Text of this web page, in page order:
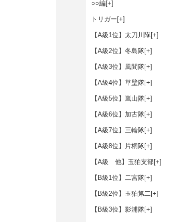
○○編[+]
トリガー [+]
【A級1位】太刀川隊[+]
【A級2位】冬島隊[+]
【A級3位】風間隊[+]
【A級4位】草壁隊[+]
【A級5位】嵐山隊[+]
【A級6位】加古隊[+]
【A級7位】三輪隊[+]
【A級8位】片桐隊[+]
【A級 他】玉狛支部[+]
【B級1位】二宮隊[+]
【B級2位】玉狛第二[+]
【B級3位】影浦隊[+]